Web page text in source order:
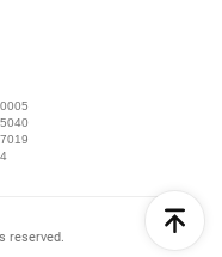
reserved.